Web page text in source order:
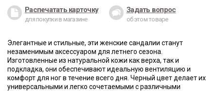
Распечатать карточку
для покупки в магазине
Задать вопрос
об этом товаре
Элегантные и стильные, эти женские сандалии станут
незаменимым аксессуаром для летнего сезона.
Изготовленные из натуральной кожи как верха, так и
подкладка, они обеспечивают идеальную вентиляцию и
комфорт для ног в течение всего дня. Черный цвет делает их
универсальными и легко сочетаемыми с различными